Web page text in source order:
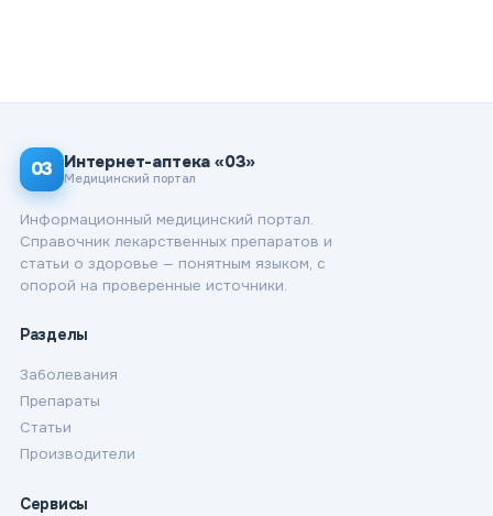
03 Интернет-аптека «03»
Медицинский портал
Информационный медицинский портал.
Справочник лекарственных препаратов и
статьи о здоровье — понятным языком, с
опорой на проверенные источники.
Разделы
Заболевания
Препараты
Статьи
Производители
Сервисы